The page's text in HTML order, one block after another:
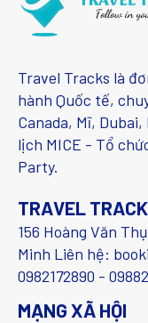
Travel Tracks là
hành Quốc tế,
Canada, Mĩ,
lịch MICE - Tổ
Party.
TRAVEL
156 Hoàng Văn
Minh Liên hệ:
0982172890 -
MẠNG XÃ HỘI